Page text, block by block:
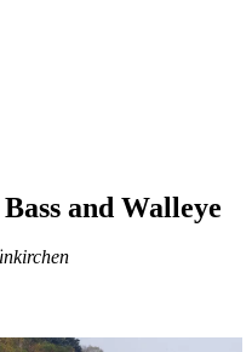
and Walleye